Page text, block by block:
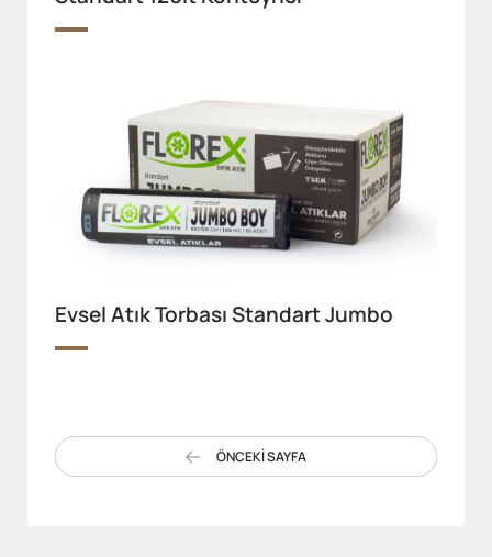
Evsel Atık Torbası Standart Jumbo
ÖNCEKİ SAYFA